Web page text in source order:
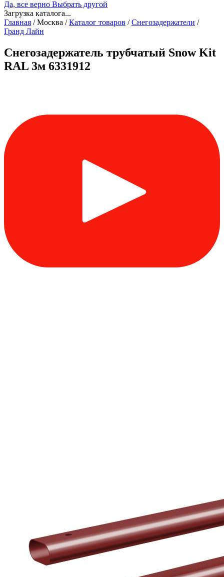
Да, все верно Выбрать другой
Загрузка каталога...
Главная /Москва / Каталог товаров / Снегозадержатели /
Гранд Лайн
Снегозадержатель трубчатый Snow Kit
RAL 3м 6331912